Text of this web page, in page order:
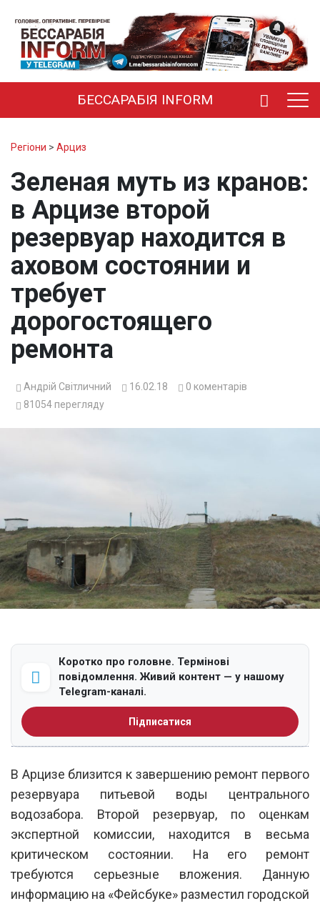
БЕССАРАБІЯ INFORM
Регіони > Арциз
Зеленая муть из кранов:
в Арцизе второй
резервуар находится в
аховом состоянии и
требует
дорогостоящего
ремонта
Андрій Світличний 16.02.18 0 коментарів
81054 перегляду
Коротко про головне. Термінові
повідомлення. Живий контент — у нашому
Telegram-каналі.
Підписатися
В Арцизе близится к завершению ремонт первого
резервуара питьевой воды центрального
водозабора. Второй резервуар, по оценкам
экспертной комиссии, находится в весьма
критическом состоянии. На его ремонт
требуются серьезные вложения. Данную
информацию на «Фейсбуке» разместил городской